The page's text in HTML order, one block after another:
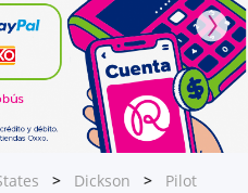
Dickson
Pilot